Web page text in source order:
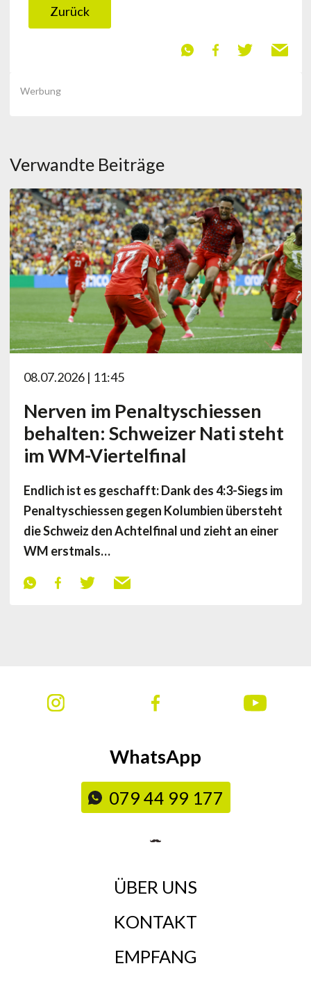
Zurück
Werbung
Verwandte Beiträge
08.07.2026 | 11:45
Nerven im Penaltyschiessen
behalten: Schweizer Nati steht
im WM-Viertelfinal
Endlich ist es geschafft: Dank des 4:3-Siegs im
Penaltyschiessen gegen Kolumbien übersteht
die Schweiz den Achtelfinal und zieht an einer
WM erstmals…
WhatsApp
079 44 99 177
ÜBER UNS
KONTAKT
EMPFANG